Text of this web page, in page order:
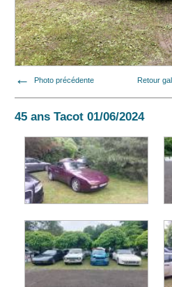
Photo précédente Retour
45 ans Tacot 01/06/2024